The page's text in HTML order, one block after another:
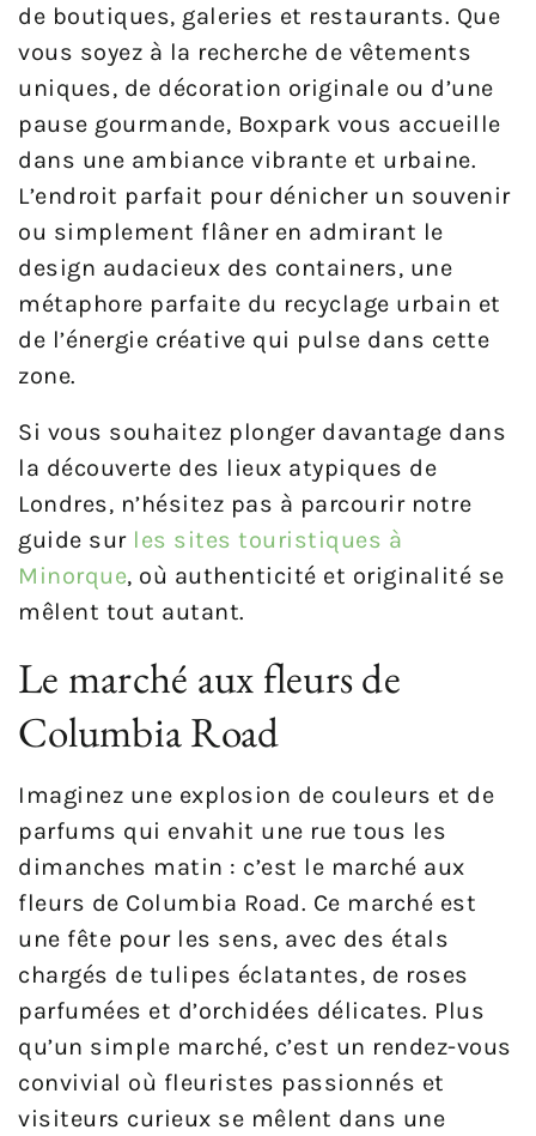
de boutiques, galeries et restaurants. Que
vous soyez à la recherche de vêtements
uniques, de décoration originale ou d’une
pause gourmande, Boxpark vous accueille
dans une ambiance vibrante et urbaine.
L’endroit parfait pour dénicher un souvenir
ou simplement flâner en admirant le
design audacieux des containers, une
métaphore parfaite du recyclage urbain et
de l’énergie créative qui pulse dans cette
zone.
Si vous souhaitez plonger davantage dans
la découverte des lieux atypiques de
Londres, n’hésitez pas à parcourir notre
guide sur les sites touristiques à
Minorque, où authenticité et originalité se
mêlent tout autant.
Le marché aux fleurs de
Columbia Road
Imaginez une explosion de couleurs et de
parfums qui envahit une rue tous les
dimanches matin : c’est le marché aux
fleurs de Columbia Road. Ce marché est
une fête pour les sens, avec des étals
chargés de tulipes éclatantes, de roses
parfumées et d’orchidées délicates. Plus
qu’un simple marché, c’est un rendez-vous
convivial où fleuristes passionnés et
visiteurs curieux se mêlent dans une